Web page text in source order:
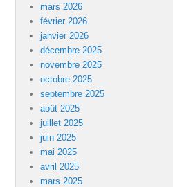
mars 2026
février 2026
janvier 2026
décembre 2025
novembre 2025
octobre 2025
septembre 2025
août 2025
juillet 2025
juin 2025
mai 2025
avril 2025
mars 2025